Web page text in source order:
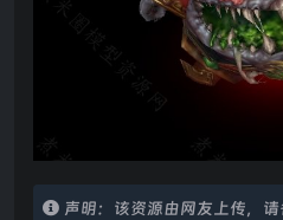
声明：该资源由网友上传，